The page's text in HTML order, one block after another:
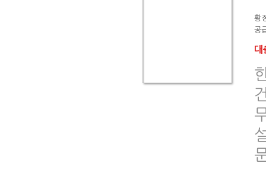
황
공
대